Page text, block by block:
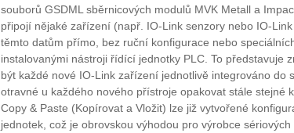
souborů GSDML sběrnicových modulů MVK Metall a
připojí nějaké zařízení (např. IO-Link senzory nebo IO-
těmto datům přímo, bez ruční konfigurace nebo
instalovanými nástroji řídící jednotky PLC. To představuje
být každé nové IO-Link zařízení jednotlivě integrováno do
otravné u každého nového přístroje opakovat stále stejné
Copy & Paste (Kopírovat a Vložit) lze již vytvořené
jednotek, což je obrovskou výhodou pro výrobce sériových